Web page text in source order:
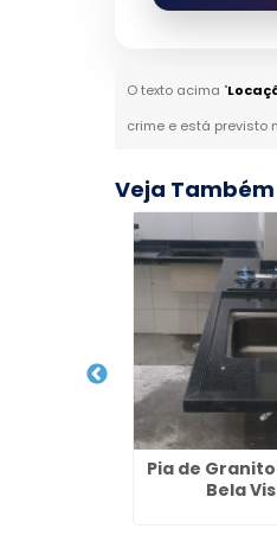
O texto acima "
crime e está previsto
Veja Também
Pia de
Bela